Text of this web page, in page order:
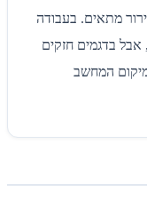
בעבודה
חזקים
המחשב